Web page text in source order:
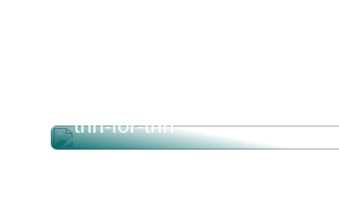
trin-for-trin